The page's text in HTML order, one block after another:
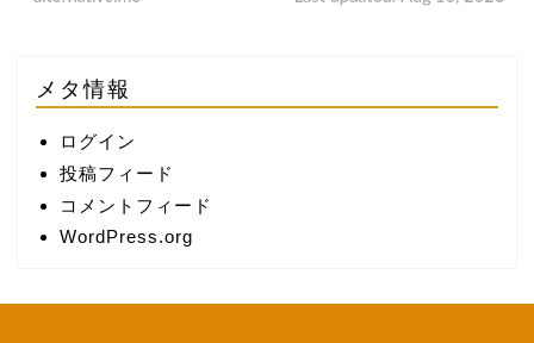
メタ情報
ログイン
投稿フィード
コメントフィード
WordPress.org